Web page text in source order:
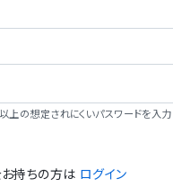
ン**: 「We Make Time」 –
**: 「Global Business
要
の想定されにくいパスワードを入力
持ちの方は ログイン